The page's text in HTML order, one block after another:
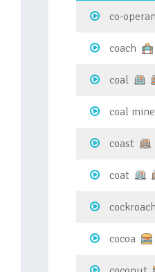
co-
coach
coal
coal
coast
coat
cockroach
cocoa